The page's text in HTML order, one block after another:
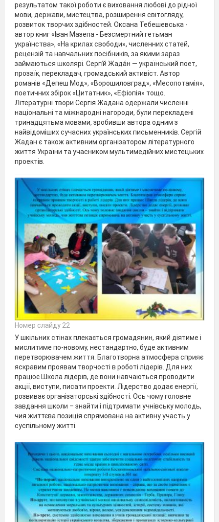
результатом такої роботи є виховання любові до рідної
мови, держави, мистецтва, розширення світогляду,
розвиток творчих здібностей. Оксана Тебешевська -
автор книг «Іван Мазепа - Безсмертний гетьман
українства», «На крилах свободи», численних статей,
рецензій та навчальних посібників, за якими зараз
займаються школярі. Сергі́й Жада́н — український поет,
прозаїк, перекладач, громадський активіст. Автор
романів «Депеш Мод», «Ворошиловград», «Месопотамія»,
поетичних збірок «Цитатник», «Ефіопія» тощо.
Літературні твори Сергія Жадана одержали численні
національні та міжнародні нагороди, були перекладені
тринадцятьма мовами, зробивши автора одним з
найвідоміших сучасних українських письменників. Сергій
Жадан є також активним організатором літературного
життя України та учасником мультимедійних мистецьких
проектів.
Номер слайду 22
У шкільних стінах плекається громадянин, який діятиме і
мислитиме по-новому, нестандартно, буде активним
перетворювачем життя. Благотворна атмосфера сприяє
яскравим проявам творчості в роботі лідерів. Для них
працює Школа лідерів, де вони навчаються проводити
акції, виступи, писати проекти. Лідерство додає енергії,
розвиває організаторські здібності. Ось чому головне
завдання школи – знайти і підтримати учнівську молодь,
чия життєва позиція спрямована на активну участь у
суспільному житті.